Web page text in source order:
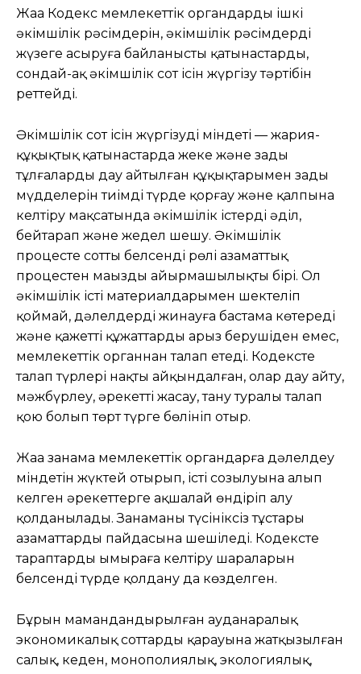
Жаңа Кодекс мемлекеттік органдардың ішкі
әкімшілік рәсімдерін, әкімшілік рәсімдерді
жүзеге асыруға байланысты қатынастарды,
сондай-ақ әкімшілік сот ісін жүргізу тәртібін
реттейді.
Әкімшілік сот ісін жүргізудің міндеті — жария-
құқықтық қатынастарда жеке және заңды
тұлғалардың дау айтылған құқықтарымен заңды
мүдделерін тиімді түрде қорғау және қалпына
келтіру мақсатында әкімшілік істерді әділ,
бейтарап және жедел шешу. Әкімшілік
процесте соттың белсенді рөлі азаматтық
процестен маңызды айырмашылықтың бірі. Ол
әкімшілік істің материалдарымен шектеліп
қоймай, дәлелдерді жинауға бастама көтереді
және қажетті құжаттарды арыз берушіден емес,
мемлекеттік органнан талап етеді. Кодексте
талап түрлері нақты айқындалған, олар дау айту,
мәжбүрлеу, әрекетті жасау, тану туралы талап
қою болып төрт түрге бөлініп отыр.
Жаңа заңнама мемлекеттік органдарға дәлелдеу
міндетін жүктей отырып, істің созылуына алып
келген әрекеттерге ақшалай өндіріп алу
қолданылады. Заңнаманың түсініксіз тұстары
азаматтардың пайдасына шешіледі. Кодексте
тараптарды ымыраға келтіру шараларын
белсенді түрде қолдану да көзделген.
Бұрын мамандандырылған ауданаралық
экономикалық соттардың қарауына жатқызылған
салық, кеден, монополиялық, экологиялық,